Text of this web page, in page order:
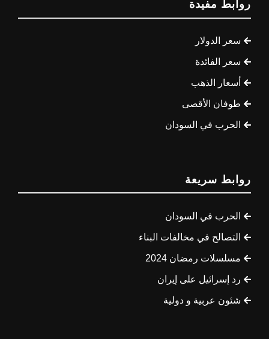
روابط مفيدة
سعر الدولار
سعر الفائدة
أسعار الذهب
طوفان الأقصى
الحرب في السودان
روابط سريعة
الحرب في السودان
التصالح في مخالفات البناء
مسلسلات رمضان 2024
رد إسرائيل على إيران
شئون عربية و دولية